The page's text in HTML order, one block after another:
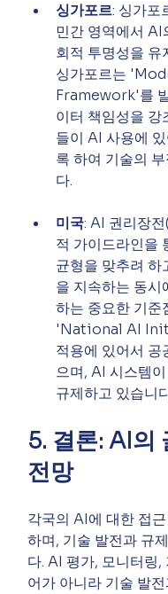
싱가포르: 싱가포
민간 영역에서 AI
회적 투명성을 유
싱가포르는
Framework'를
이터 책임성을 강
들이 AI 사용에
록 하여 기술의
다.
미국: AI 권리장
적 가이드라인을
균형을 맞추려 하
을 지속하는 동시
하는 중요한 기준
'National AI
적용에 있어서 공
으며, AI 시스템
규제하고 있습니
5. 결론: AI의
전망
각국의 AI에 대한 접
하며, 기술 발전과 규
다. AI 평가, 모니터링
어가 아니라 기술 발